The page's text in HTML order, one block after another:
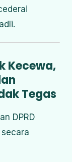
Kecewa,
Tegas
DPRD